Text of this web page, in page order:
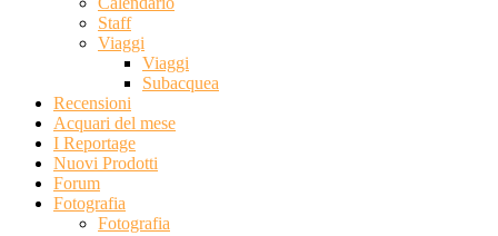
Staff
Viaggi
Viaggi
Subacquea
Recensioni
Acquari del mese
I Reportage
Nuovi Prodotti
Forum
Fotografia
Fotografia